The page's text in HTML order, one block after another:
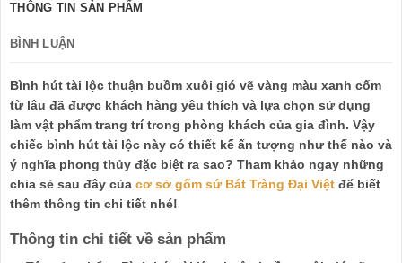
THÔNG TIN SẢN PHẨM
BÌNH LUẬN
Bình hút tài lộc thuận buồm xuôi gió vẽ vàng màu xanh cốm
từ lâu đã được khách hàng yêu thích và lựa chọn sử dụng
làm vật phẩm trang trí trong phòng khách của gia đình. Vậy
chiếc bình hút tài lộc này có thiết kế ấn tượng như thế nào và
ý nghĩa phong thủy đặc biệt ra sao? Tham khảo ngay những
chia sẻ sau đây của cơ sở gốm sứ Bát Tràng Đại Việt để biết
thêm thông tin chi tiết nhé!
Thông tin chi tiết về sản phẩm